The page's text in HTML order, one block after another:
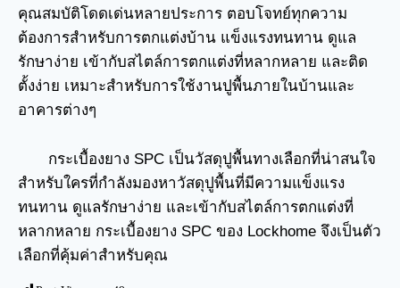
คุณสมบัติโดดเด่นหลายประการ ตอบโจทย์ทุกความ
ต้องการสำหรับการตกแต่งบ้าน แข็งแรงทนทาน ดูแล
รักษาง่าย เข้ากับสไตล์การตกแต่งที่หลากหลาย และติด
ตั้งง่าย เหมาะสำหรับการใช้งานปูพื้นภายในบ้านและ
อาคารต่างๆ
กระเบื้องยาง SPC เป็นวัสดุปูพื้นทางเลือกที่น่าสนใจ
สำหรับใครที่กำลังมองหาวัสดุปูพื้นที่มีความแข็งแรง
ทนทาน ดูแลรักษาง่าย และเข้ากับสไตล์การตกแต่งที่
หลากหลาย กระเบื้องยาง SPC ของ Lockhome จึงเป็นตัว
เลือกที่คุ้มค่าสำหรับคุณ